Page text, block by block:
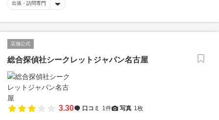
出張・訪問専門
店舗公式
総合探偵社シークレットジャパン名古屋
3.30 口コミ 1件 写真 1枚